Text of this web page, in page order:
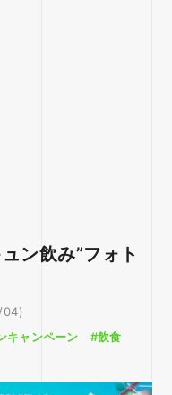
ン飲み”フォト
04)
キャンペーン #飲食